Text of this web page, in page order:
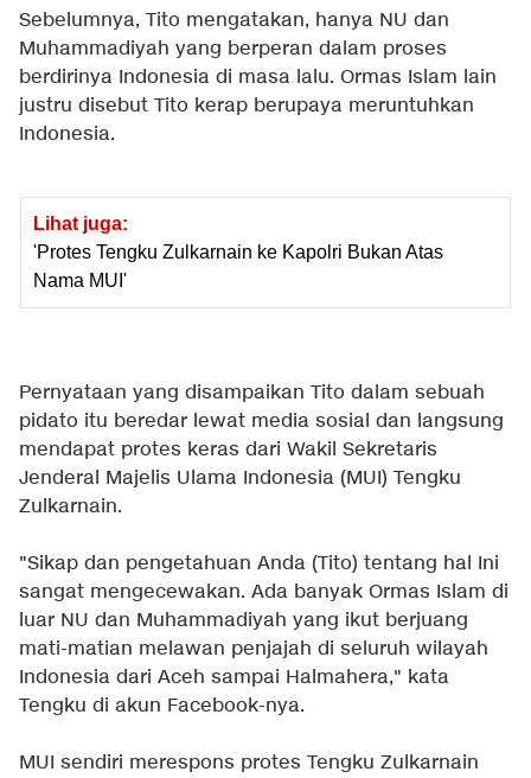
Sebelumnya, Tito mengatakan, hanya NU dan
Muhammadiyah yang berperan dalam proses
berdirinya Indonesia di masa lalu. Ormas Islam lain
justru disebut Tito kerap berupaya meruntuhkan
Indonesia.
Lihat juga:
'Protes Tengku Zulkarnain ke Kapolri Bukan Atas
Nama MUI'
Pernyataan yang disampaikan Tito dalam sebuah
pidato itu beredar lewat media sosial dan langsung
mendapat protes keras dari Wakil Sekretaris
Jenderal Majelis Ulama Indonesia (MUI) Tengku
Zulkarnain.
"Sikap dan pengetahuan Anda (Tito) tentang hal Ini
sangat mengecewakan. Ada banyak Ormas Islam di
luar NU dan Muhammadiyah yang ikut berjuang
mati-matian melawan penjajah di seluruh wilayah
Indonesia dari Aceh sampai Halmahera," kata
Tengku di akun Facebook-nya.
MUI sendiri merespons protes Tengku Zulkarnain